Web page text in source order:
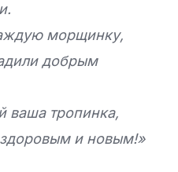
морщинку,
добрым
ваша тропинка,
и новым!»